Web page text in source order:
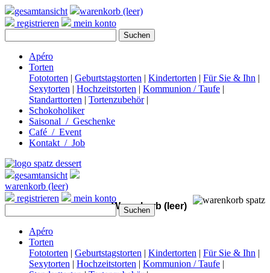
gesamtansicht
warenkorb (leer)
registrieren
mein konto
Apéro
Torten
Fototorten | Geburtstagstorten | Kindertorten | Für Sie & Ihn |
Sexytorten | Hochzeitstorten | Kommunion / Taufe |
Standarttorten | Tortenzubehör|
Schokoholiker
Saisonal / Geschenke
Café / Event
Kontakt / Job
Warenkorb (leer)
gesamtansicht
warenkorb (leer)
registrieren
mein konto
Apéro
Torten
Fototorten | Geburtstagstorten | Kindertorten | Für Sie & Ihn |
Sexytorten | Hochzeitstorten | Kommunion / Taufe |